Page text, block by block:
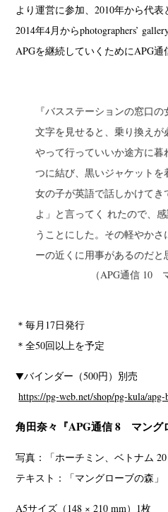
より運営に参加、2010年から代表
2014年4月からphotographers’
APGを継続していくためにAPG通
『バスステーションの窓口
文字を見せると、乗り換えが
やって行っていいか途方に
つに結び、黒いジャケット
女の子が英語で話しかけてき
よ」と言ってく れたので、
うことにした。その軽やか
ーの近くに用事があるのだと
（APG通信 10
＊毎月17日発行
＊全50回以上を予定
▼バインダー（500円）別売
https://pg-web.net/shop/pg-kula/
角田奈々『APG通信 8 マング
写真：「ホーチミン、ベトナム
テキスト：「マングローブの森」
A5サイズ（148 × 210 mm）1枚